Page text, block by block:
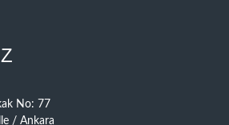
No: 77
/ Ankara